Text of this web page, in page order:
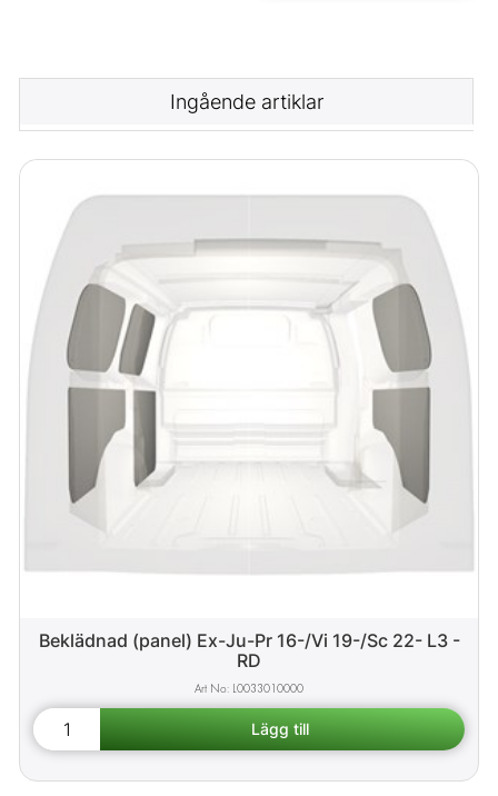
Ingående artiklar
Beklädnad (panel) Ex-Ju-Pr 16-/Vi 19-/Sc 22- L3 -
RD
L0033010000